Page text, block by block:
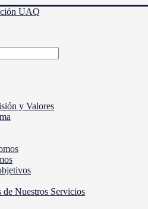
y Valores
de Nuestros Servicios